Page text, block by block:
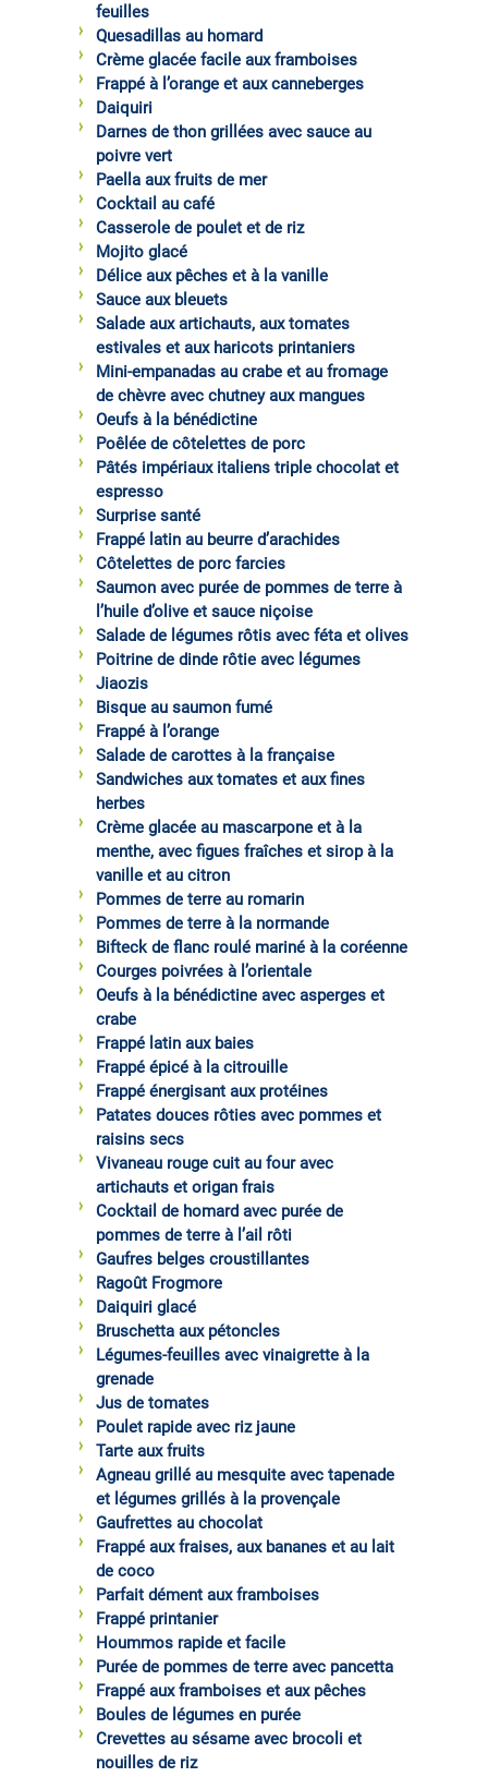
feuilles
Quesadillas au homard
Crème glacée facile aux framboises
Frappé à l’orange et aux canneberges
Daiquiri
Darnes de thon grillées avec sauce au
poivre vert
Paella aux fruits de mer
Cocktail au café
Casserole de poulet et de riz
Mojito glacé
Délice aux pêches et à la vanille
Sauce aux bleuets
Salade aux artichauts, aux tomates
estivales et aux haricots printaniers
Mini-empanadas au crabe et au fromage
de chèvre avec chutney aux mangues
Oeufs à la bénédictine
Poêlée de côtelettes de porc
Pâtés impériaux italiens triple chocolat et
espresso
Surprise santé
Frappé latin au beurre d’arachides
Côtelettes de porc farcies
Saumon avec purée de pommes de terre à
l’huile d’olive et sauce niçoise
Salade de légumes rôtis avec féta et olives
Poitrine de dinde rôtie avec légumes
Jiaozis
Bisque au saumon fumé
Frappé à l’orange
Salade de carottes à la française
Sandwiches aux tomates et aux fines
herbes
Crème glacée au mascarpone et à la
menthe, avec figues fraîches et sirop à la
vanille et au citron
Pommes de terre au romarin
Pommes de terre à la normande
Bifteck de flanc roulé mariné à la coréenne
Courges poivrées à l’orientale
Oeufs à la bénédictine avec asperges et
crabe
Frappé latin aux baies
Frappé épicé à la citrouille
Frappé énergisant aux protéines
Patates douces rôties avec pommes et
raisins secs
Vivaneau rouge cuit au four avec
artichauts et origan frais
Cocktail de homard avec purée de
pommes de terre à l’ail rôti
Gaufres belges croustillantes
Ragoût Frogmore
Daiquiri glacé
Bruschetta aux pétoncles
Légumes-feuilles avec vinaigrette à la
grenade
Jus de tomates
Poulet rapide avec riz jaune
Tarte aux fruits
Agneau grillé au mesquite avec tapenade
et légumes grillés à la provençale
Gaufrettes au chocolat
Frappé aux fraises, aux bananes et au lait
de coco
Parfait dément aux framboises
Frappé printanier
Hoummos rapide et facile
Purée de pommes de terre avec pancetta
Frappé aux framboises et aux pêches
Boules de légumes en purée
Crevettes au sésame avec brocoli et
nouilles de riz